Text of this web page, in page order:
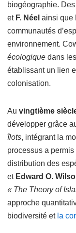
biogéographie.
et F. Néel ainsi que
communautés
environnement.
écologique dans
établissant un lien
colonisation.
Au vingtième
développer grâce
îlots, intégrant la
processus a
distribution des
et Edward O.
« The Theory of
approche
biodiversité et la